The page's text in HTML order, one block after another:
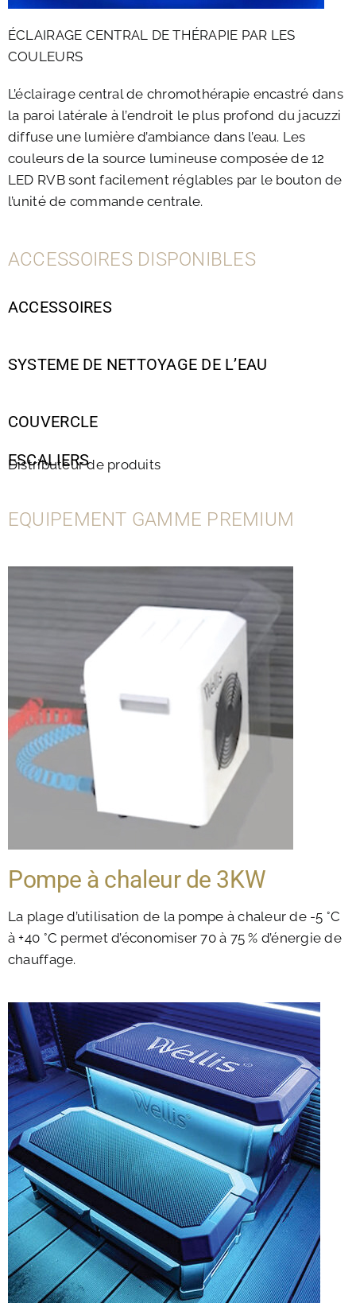
ÉCLAIRAGE CENTRAL DE THÉRAPIE PAR LES
COULEURS
L’éclairage central de chromothérapie encastré dans
la paroi latérale à l’endroit le plus profond du jacuzzi
diffuse une lumière d’ambiance dans l’eau. Les
couleurs de la source lumineuse composée de 12
LED RVB sont facilement réglables par le bouton de
l’unité de commande centrale.
ACCESSOIRES DISPONIBLES
ACCESSOIRES
SYSTEME DE NETTOYAGE DE L’EAU
COUVERCLE
Distributeur de produits
ESCALIERS
EQUIPEMENT GAMME PREMIUM
Pompe à chaleur de 3KW
La plage d’utilisation de la pompe à chaleur de -5 °C
à +40 °C permet d’économiser 70 à 75 % d’énergie de
chauffage.